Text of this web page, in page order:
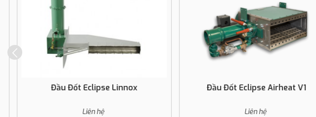
Đầu Đốt Eclipse Linnox
Liên hệ
Đầu Đốt Eclipse Airheat V1
Liên hệ